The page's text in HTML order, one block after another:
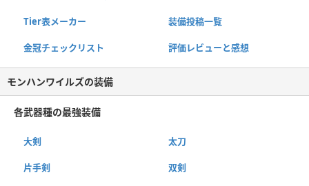
Tier表メーカー 装備投稿一覧
金冠チェックリスト 評価レビューと感想
モンハンワイルズの装備
各武器種の最強装備
大剣 太刀
片手剣 双剣